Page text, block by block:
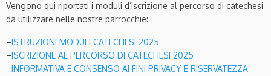
Vengono qui riportati i moduli d’iscrizione al percorso di catechesi
da utilizzare nelle nostre parrocchie:
–ISTRUZIONI MODULI CATECHESI 2025
–ISCRIZIONE AL PERCORSO DI CATECHESI 2025
–INFORMATIVA E CONSENSO AI FINI PRIVACY E RISERVATEZZA